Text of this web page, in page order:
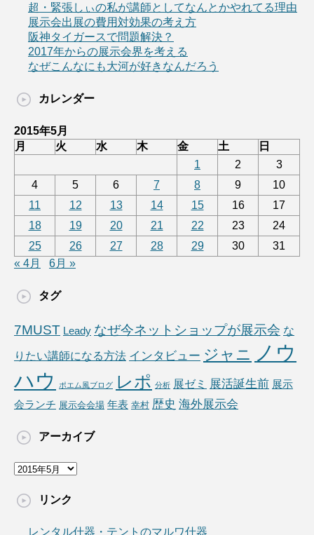
超・緊張しぃの私が講師としてなんとかやれてる理由
展示会出展の費用対効果の考え方
阪神タイガースで問題解決？
2017年からの展示会界を考える
なぜこんなにも大河が好きなんだろう
カレンダー
2015年5月
月
火 水 木 金 土
日
1
2
3
4
5 6 7 8 9
10
11
12 13 14 15 16
17
18
19 20 21 22 23
24
25
26 27 28 29 30
31
« 4月
6月 »
タグ
7MUST Leady なぜ今ネットショップが展示会 な
りたい講師になる方法 インタビュー ジャニ ノウ
ハウ
ポエム風ブログ レポ 分析 展ゼミ 展活誕生前 展示
会ランチ 展示会会場 年表 幸村 歴史 海外展示会
アーカイブ
ア
カ
リンク
レンタル什器・テントのマルワ什器